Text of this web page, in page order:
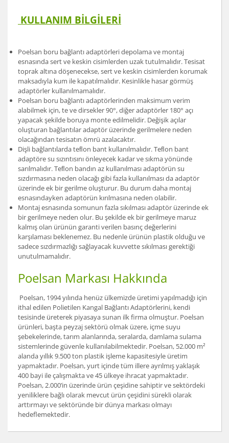
KULLANIM BİLGİLERİ
Poelsan boru bağlantı adaptörleri depolama ve montaj
esnasında sert ve keskin cisimlerden uzak tutulmalıdır. Tesisat
toprak altına döşenecekse, sert ve keskin cisimlerden korumak
maksadıyla kum ile kapatılmalıdır. Kesinlikle hasar görmüş
adaptörler kullanılmamalıdır.
Poelsan boru bağlantı adaptörlerinden maksimum verim
alabilmek için, te ve dirsekler 90°, diğer adaptörler 180° açı
yapacak şekilde boruya monte edilmelidir. Değişik açılar
oluşturan bağlantılar adaptör üzerinde gerilmelere neden
olacağından tesisatın ömrü azalacaktır.
Dişli bağlantılarda teﬂon bant kullanılmalıdır. Teﬂon bant
adaptöre su sızıntısını önleyecek kadar ve sıkma yönünde
sarılmalıdır. Teﬂon bandın az kullanılması adaptörün su
sızdırmasına neden olacağı gibi fazla kullanılması da adaptör
üzerinde ek bir gerilme oluşturur. Bu durum daha montaj
esnasındayken adaptörün kırılmasına neden olabilir.
Montaj esnasında somunun fazla sıkılması adaptör üzerinde ek
bir gerilmeye neden olur. Bu şekilde ek bir gerilmeye maruz
kalmış olan ürünün garanti verilen basınç değerlerini
karşılaması beklenemez. Bu nedenle ürünün plastik olduğu ve
sadece sızdırmazlığı sağlayacak kuvvette sıkılması gerektiği
unutulmamalıdır.
Poelsan Markası Hakkında
Poelsan, 1994 yılında henüz ülkemizde üretimi yapılmadığı için
ithal edilen Polietilen Kangal Bağlantı Adaptörlerini, kendi
tesisinde üreterek piyasaya sunan ilk firma olmuştur. Poelsan
ürünleri, başta peyzaj sektörü olmak üzere, içme suyu
şebekelerinde, tarım alanlarında, seralarda, damlama sulama
sistemlerinde güvenle kullanılabilmektedir. Poelsan, 52.000 m²
alanda yıllık 9.500 ton plastik işleme kapasitesiyle üretim
yapmaktadır. Poelsan, yurt içinde tüm illere ayrılmış yaklaşık
400 bayi ile çalışmakta ve 45 ülkeye ihracat yapmaktadır.
Poelsan, 2.000’in üzerinde ürün çeşidine sahiptir ve sektördeki
yeniliklere bağlı olarak mevcut ürün çeşidini sürekli olarak
arttırmayı ve sektöründe bir dünya markası olmayı
hedeflemektedir.